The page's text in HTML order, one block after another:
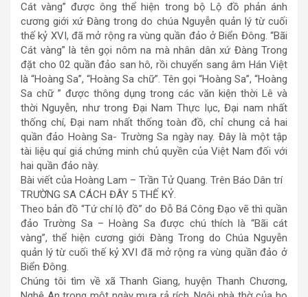
Cát vàng” được ông thể hiện trong bộ Lộ đồ phản ánh
cương giới xứ Đàng trong do chúa Nguyễn quản lý từ cuối
thế kỷ XVI, đã mở rộng ra vùng quần đảo ở Biển Đông. “Bãi
Cát vàng” là tên gọi nôm na mà nhân dân xứ Đàng Trong
đặt cho 02 quần đảo san hô, rồi chuyển sang âm Hán Việt
là “Hoàng Sa”, “Hoàng Sa chữ”. Tên gọi “Hoàng Sa”, “Hoàng
Sa chữ ” được thông dụng trong các văn kiện thời Lê và
thời Nguyễn, như trong Đại Nam Thực lục, Đại nam nhất
thống chí, Đại nam nhất thống toàn đồ, chỉ chung cả hai
quần đảo Hoàng Sa- Trường Sa ngày nay. Đây là một tập
tài liệu quí giá chứng minh chủ quyền của Việt Nam đối với
hai quần đảo này.
Bài viết của Hoàng Lam – Trần Tử Quang. Trên Báo Dân trí
TRƯỜNG SA CÁCH ĐÂY 5 THẾ KỶ.
Theo bản đồ “Tứ chí lộ đồ” do Đỗ Bá Công Đạo vẽ thì quần
đảo Trường Sa – Hoàng Sa được chú thích là “Bãi cát
vàng”, thể hiện cương giới Đàng Trong do Chúa Nguyễn
quản lý từ cuối thế kỷ XVI đã mở rộng ra vùng quần đảo ở
Biển Đông.
Chúng tôi tìm về xã Thanh Giang, huyện Thanh Chương,